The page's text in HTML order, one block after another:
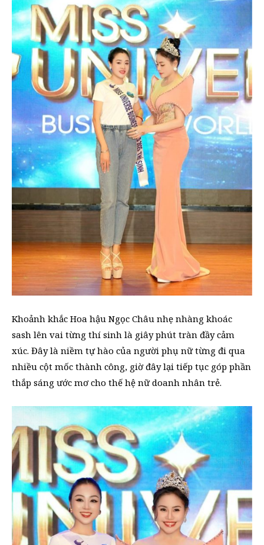
Khoảnh khắc Hoa hậu Ngọc Châu nhẹ nhàng khoác
sash lên vai từng thí sinh là giây phút tràn đầy cảm
xúc. Đây là niềm tự hào của người phụ nữ từng đi qua
nhiều cột mốc thành công, giờ đây lại tiếp tục góp phần
thắp sáng ước mơ cho thế hệ nữ doanh nhân trẻ.